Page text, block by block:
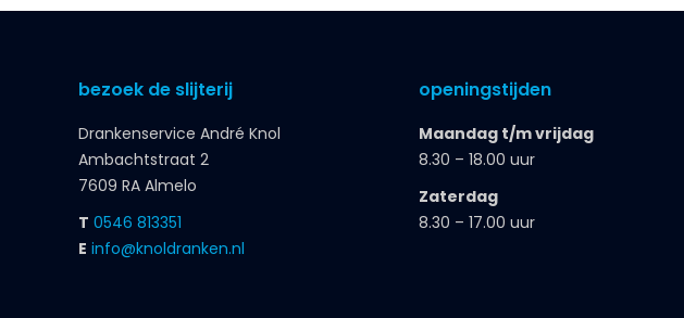
bezoek de slijterij
Drankenservice André Knol
Ambachtstraat 2
7609 RA Almelo
T 0546 813351
E info@knoldranken.nl
openingstijden
Maandag t/m vrijdag
8.30 – 18.00 uur
Zaterdag
8.30 – 17.00 uur